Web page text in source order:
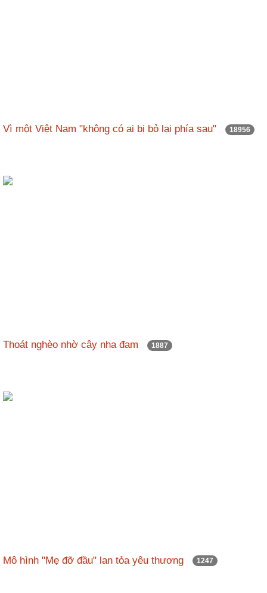
Vì một Việt Nam "không có ai bị bỏ lại phía sau" 18956
Thoát nghèo nhờ cây nha đam 1887
Mô hình "Mẹ đỡ đầu" lan tỏa yêu thương 1247